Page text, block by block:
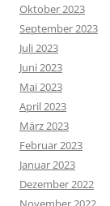
Oktober 2023
September 2023
Juli 2023
Juni 2023
Mai 2023
April 2023
März 2023
Februar 2023
Januar 2023
Dezember 2022